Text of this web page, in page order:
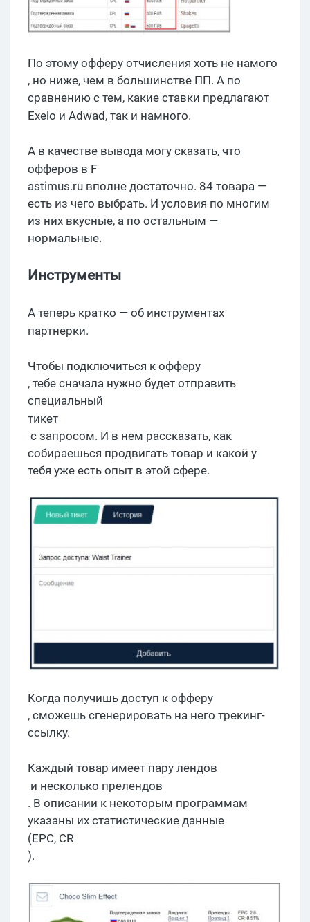
По этому офферу отчисления хоть не намого
, но ниже, чем в большинстве ПП. А по
сравнению с тем, какие ставки предлагают
Exelo и Adwad, так и намного.
А в качестве вывода могу сказать, что
офферов в F
astimus.ru вполне достаточно. 84 товара —
есть из чего выбрать. И условия по многим
из них вкусные, а по остальным —
нормальные.
Инструменты
А теперь кратко — об инструментах
партнерки.
Чтобы подключиться к офферу
, тебе сначала нужно будет отправить
специальный
тикет
с запросом. И в нем рассказать, как
собираешься продвигать товар и какой у
тебя уже есть опыт в этой сфере.
Когда получишь доступ к офферу
, сможешь сгенерировать на него трекинг-
ссылку.
Каждый товар имеет пару лендов
и несколько прелендов
. В описании к некоторым программам
указаны их статистические данные
(EPC, CR
).